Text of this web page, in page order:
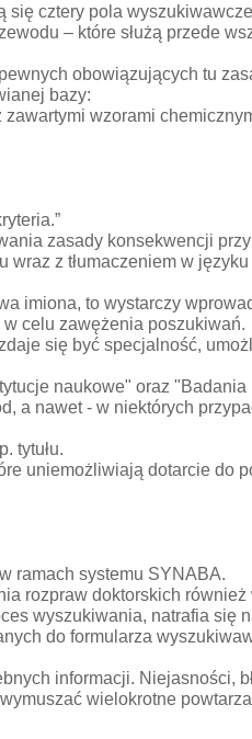
cztery pola
– które służą przede
obowiązujących tu
bazy:
zawartymi wzorami
zasady konsekwencji
z tłumaczeniem w
imiona, to wystarczy
celu zawężenia poszukiwań.
się być specjalność,
naukowe" oraz
a nawet - w niektórych
tytułu.
uniemożliwiają dotarcie do
ramach systemu SYNABA.
rozpraw doktorskich również
wyszukiwania, natrafia się
do formularza
informacji. Niejasności,
wielokrotne